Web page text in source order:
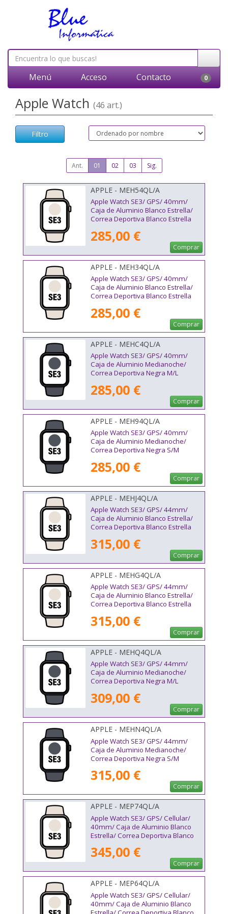
Menú Acceso Contacto 0
Apple Watch (46 art.)
Filtro
Ant. 01 02 03 Sig.
APPLE - MEH54QL/A
Apple Watch SE3/ GPS/ 40mm/
Caja de Aluminio Blanco Estrella/
Correa Deportiva Blanco Estrella
285,00 €
Comprar
APPLE - MEH34QL/A
Apple Watch SE3/ GPS/ 40mm/
Caja de Aluminio Blanco Estrella/
Correa Deportiva Blanco Estrella
285,00 €
Comprar
APPLE - MEHC4QL/A
Apple Watch SE3/ GPS/ 40mm/
Caja de Aluminio Medianoche/
Correa Deportiva Negra M/L
285,00 €
Comprar
APPLE - MEH94QL/A
Apple Watch SE3/ GPS/ 40mm/
Caja de Aluminio Medianoche/
Correa Deportiva Negra S/M
285,00 €
Comprar
APPLE - MEHJ4QL/A
Apple Watch SE3/ GPS/ 44mm/
Caja de Aluminio Blanco Estrella/
Correa Deportiva Blanco Estrella
315,00 €
Comprar
APPLE - MEHG4QL/A
Apple Watch SE3/ GPS/ 44mm/
Caja de Aluminio Blanco Estrella/
Correa Deportiva Blanco Estrella
315,00 €
Comprar
APPLE - MEHQ4QL/A
Apple Watch SE3/ GPS/ 44mm/
Caja de Aluminio Medianoche/
Correa Deportiva Negra M/L
309,00 €
Comprar
APPLE - MEHN4QL/A
Apple Watch SE3/ GPS/ 44mm/
Caja de Aluminio Medianoche/
Correa Deportiva Negra S/M
315,00 €
Comprar
APPLE - MEP74QL/A
Apple Watch SE3/ GPS/ Cellular/
40mm/ Caja de Aluminio Blanco
Estrella/ Correa Deportiva Blanco
345,00 €
Comprar
APPLE - MEP64QL/A
Apple Watch SE3/ GPS/ Cellular/
40mm/ Caja de Aluminio Blanco